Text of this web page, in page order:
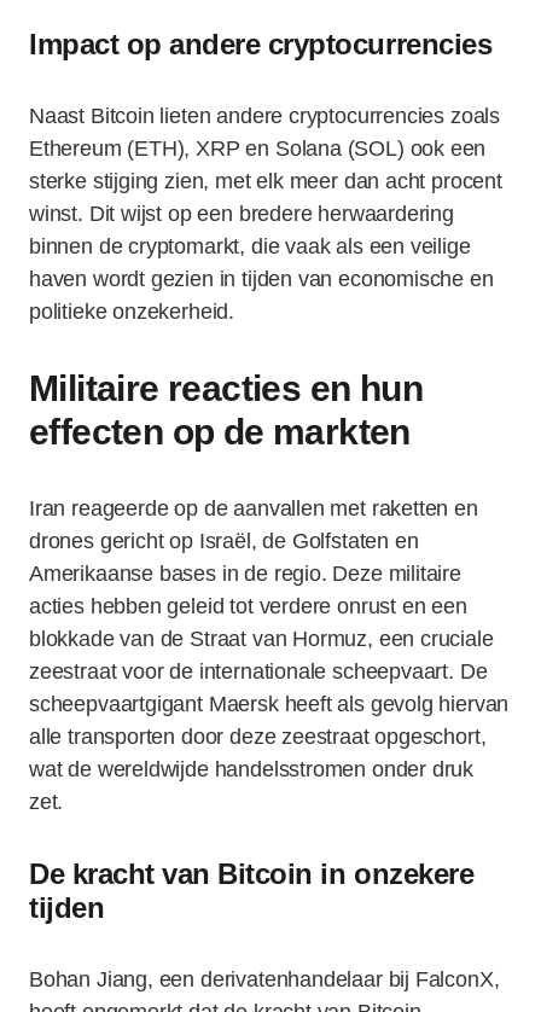
Impact op andere cryptocurrencies
Naast Bitcoin lieten andere cryptocurrencies zoals
Ethereum (ETH), XRP en Solana (SOL) ook een
sterke stijging zien, met elk meer dan acht procent
winst. Dit wijst op een bredere herwaardering
binnen de cryptomarkt, die vaak als een veilige
haven wordt gezien in tijden van economische en
politieke onzekerheid.
Militaire reacties en hun
effecten op de markten
Iran reageerde op de aanvallen met raketten en
drones gericht op Israël, de Golfstaten en
Amerikaanse bases in de regio. Deze militaire
acties hebben geleid tot verdere onrust en een
blokkade van de Straat van Hormuz, een cruciale
zeestraat voor de internationale scheepvaart. De
scheepvaartgigant Maersk heeft als gevolg hiervan
alle transporten door deze zeestraat opgeschort,
wat de wereldwijde handelsstromen onder druk
zet.
De kracht van Bitcoin in onzekere
tijden
Bohan Jiang, een derivatenhandelaar bij FalconX,